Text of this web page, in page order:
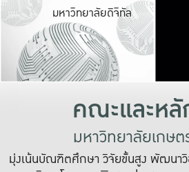
มหาวิทยาลัยดิจิทัล
คณะและห
มหาวิทยาลัยเกษ
มุ่งเน้นบัณฑิตศึกษา วิจัยขั้นสูง พัฒนาวิ